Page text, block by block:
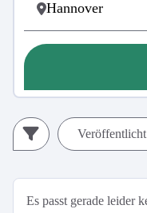
Es passt gerade leider